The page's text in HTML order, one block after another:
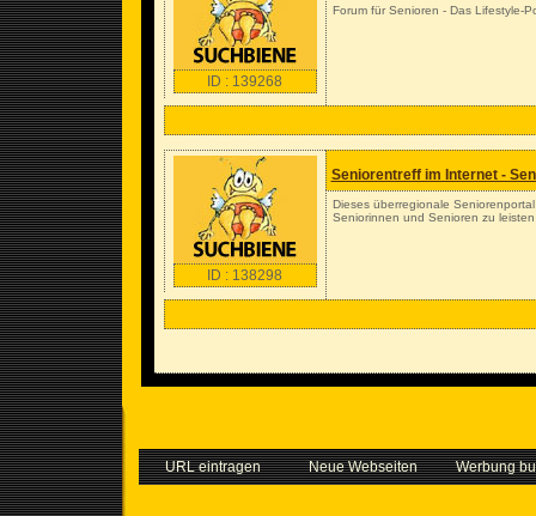
ID : 139268
Forum für Senioren - Das Lifestyle-
ID : 138298
Seniorentreff im Internet -
Dieses überregionale
Seniorinnen und Senioren zu leisten
URL eintragen Neue Webseiten Werbung